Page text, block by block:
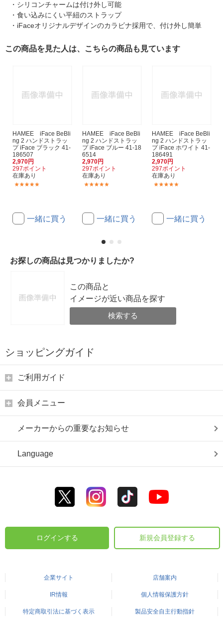
・シリコンチャームは付け外し可能
・食い込みにくい平紐のストラップ
・iFaceオリジナルデザインのカラビナ採用で、付け外し簡単
この商品を見た人は、こちらの商品も見ています
HAMEE iFace BeBli
ng 2 ハンドストラッ
プ iFace ブラック 41-
186507
2,970円
297ポイント
在庫あり
一緒に買う
HAMEE iFace BeBli
ng 2 ハンドストラッ
プ iFace ブルー 41-18
6514
2,970円
297ポイント
在庫あり
一緒に買う
HAMEE iFace BeBli
ng 2 ハンドストラッ
プ iFace ホワイト 41-
186491
2,970円
297ポイント
在庫あり
一緒に買う
お探しの商品は見つかりましたか?
この商品と
イメージが近い商品を探す
検索する
ショッピングガイド
ご利用ガイド
会員メニュー
メーカーからの重要なお知らせ
Language
ログインする 新規会員登録する
企業サイト 店舗案内
IR情報 個人情報保護方針
特定商取引法に基づく表示 製品安全自主行動指針